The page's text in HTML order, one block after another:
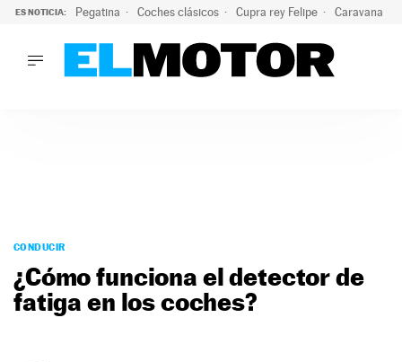
ES NOTICIA: Pegatina Coches clásicos Cupra rey Felipe Caravana
PODCAST
MOTOS
TECNOLOGÍA
SUPERCOCHES
CONDUCIR
¿Cómo funciona el detector de
fatiga en los coches?